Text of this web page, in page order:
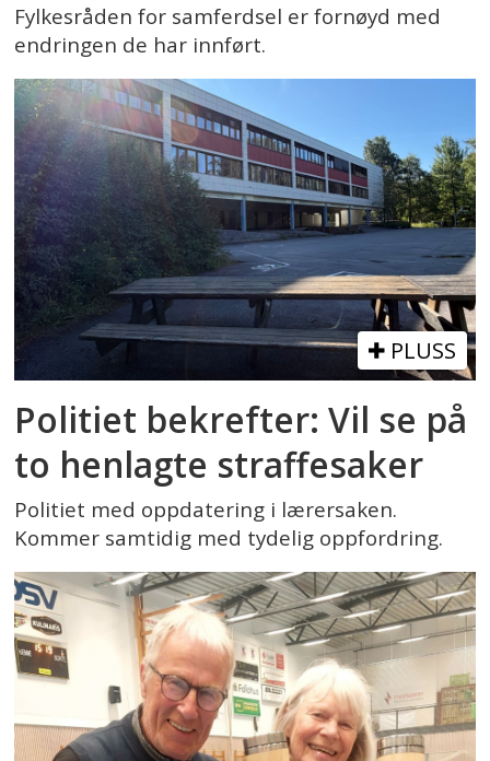
Fylkesråden for samferdsel er fornøyd med
endringen de har innført.
PLUSS
Politiet bekrefter: Vil se på
to henlagte straffesaker
Politiet med oppdatering i lærersaken.
Kommer samtidig med tydelig oppfordring.